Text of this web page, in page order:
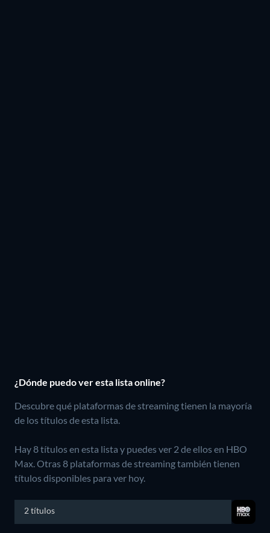
¿Dónde puedo ver esta lista online?
Descubre qué plataformas de streaming tienen la mayoría
de los títulos de esta lista.
Hay 8 títulos en esta lista y puedes ver 2 de ellos en HBO
Max. Otras 8 plataformas de streaming también tienen
títulos disponibles para ver hoy.
2 títulos